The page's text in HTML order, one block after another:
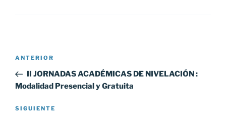
Navegación
entradas
Entrada
anterior:
ANTERIOR
II JORNADAS ACADÉMICAS DE NIVELACIÓN :
Modalidad Presencial y Gratuita
Siguiente
SIGUIENTE